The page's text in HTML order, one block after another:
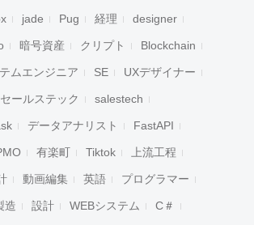
jade Pug 経理 designer
暗号資産 クリプト Blockchain
ムエンジニア SE UXデザイナー
セールステック salestech
データアナリスト FastAPI
有楽町 Tiktok 上流工程
動画編集 英語 プログラマー
造 設計 WEBシステム C＃